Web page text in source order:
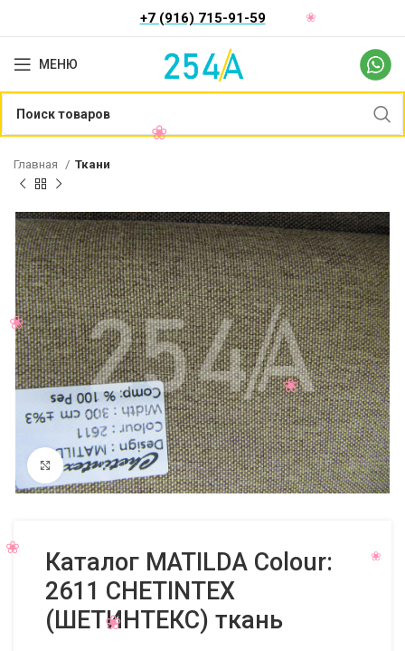
+7 (916) 715-91-59
МЕНЮ
Главная Ткани
Нажмите, чтобы увеличить
Каталог MATILDA Colour:
2611 CHETINTEX
(ШЕТИНТЕКС) ткань